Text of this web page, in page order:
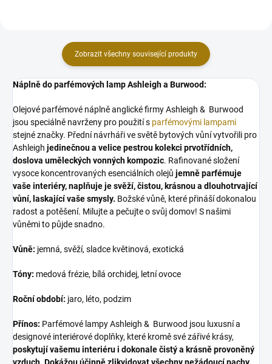
Zobrazit všechny související produkty
Náplně do parfémových lamp Ashleigh a Burwood:
Olejové parfémové náplně anglické firmy Ashleigh & Burwood
jsou speciálně navrženy pro použití s parfémovými lampami
stejné značky. Přední návrháři ve světě bytových vůní vytvořili pro
Ashleigh jedinečnou a velice pestrou kolekci prvotřídních,
doslova uměleckých vonných kompozic. Rafinované složení
vysoce koncentrovaných esenciálních olejů jemně parfémuje
vaše interiéry, naplňuje je svěží, čistou, krásnou a dlouhotrvající
vůní, laskající vaše smysly. Božské vůně, které přináší dokonalou
radost a potěšení. Milujte a pečujte o svůj domov! S našimi
vůněmi to půjde snadno.
Vůně: jemná, svěží, sladce květinová, exotická
Tóny: medová frézie, bílá orchidej, letní ovoce
Roční období: jaro, léto, podzim
Přínos: Parfémové lampy Ashleigh & Burwood jsou luxusní a
designové interiérové doplňky, které kromě své zářivé krásy,
poskytují vašemu interiéru i dokonale čistý a krásně provoněný